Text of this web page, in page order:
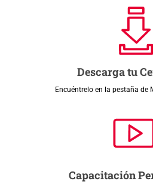
Descarga tu
Encuéntrelo en la pestaña de
Capacitación